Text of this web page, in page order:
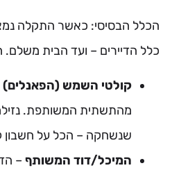
הכלל הבסיסי: כאשר התקלה
כלל הדיירים – ועד הבית
קולטי השמש (הפאנלים)
מהתשתית המשותפת.
שנשחקה – הכל על חשבון
המיכל/דוד המשותף –